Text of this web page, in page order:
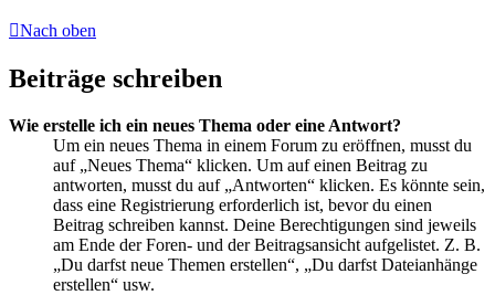
Nach oben
Beiträge schreiben
Wie erstelle ich ein neues Thema oder eine Antwort?
Um ein neues Thema in einem Forum zu eröffnen, musst du
auf „Neues Thema“ klicken. Um auf einen Beitrag zu
antworten, musst du auf „Antworten“ klicken. Es könnte sein,
dass eine Registrierung erforderlich ist, bevor du einen
Beitrag schreiben kannst. Deine Berechtigungen sind jeweils
am Ende der Foren- und der Beitragsansicht aufgelistet. Z. B.
„Du darfst neue Themen erstellen“, „Du darfst Dateianhänge
erstellen“ usw.